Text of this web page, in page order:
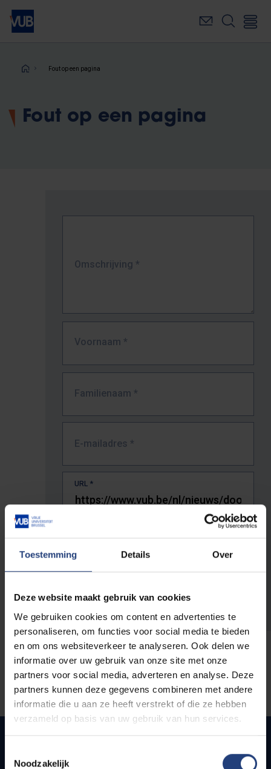
Toestemming Details Over
Deze website maakt gebruik van cookies
We gebruiken cookies om content en advertenties te
personaliseren, om functies voor social media te bieden
en om ons websiteverkeer te analyseren. Ook delen we
informatie over uw gebruik van onze site met onze
partners voor social media, adverteren en analyse. Deze
partners kunnen deze gegevens combineren met andere
informatie die u aan ze heeft verstrekt of die ze hebben
verzameld op basis van uw gebruik van hun services.
Noodzakelijk
Overslaan
naar
inhoudKruimelpad
Fout op een pagina
Fout op een pagina
Omschrijving *
Voornaam *
Familienaam *
E-mailadres *
URL *
De volledige URL van de pagina waar je de fout zag.
Snel naar